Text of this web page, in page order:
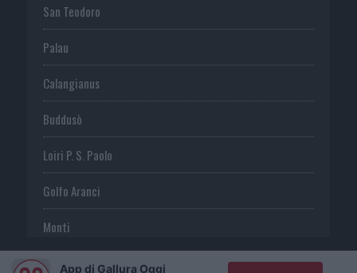
San Teodoro
Palau
Calangianus
Buddusò
Loiri P. S. Paolo
Golfo Aranci
Monti
TeltiApp di Gallura Oggi